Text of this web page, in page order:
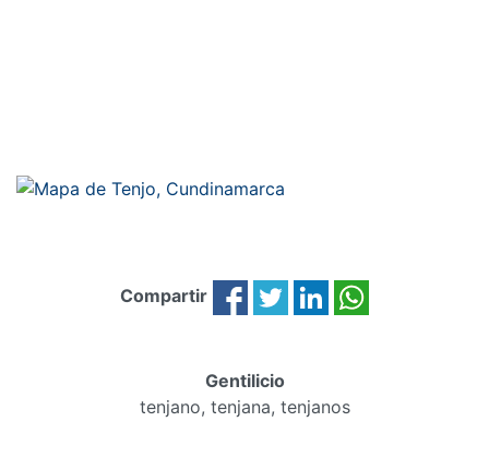
Compartir
Gentilicio
tenjano, tenjana, tenjanos